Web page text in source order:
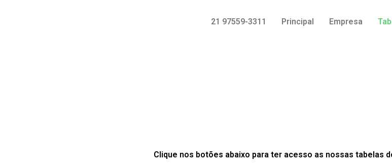
21 97559-3311 Principal Empresa
Clique nos botões abaixo para ter acesso as nossas tabelas